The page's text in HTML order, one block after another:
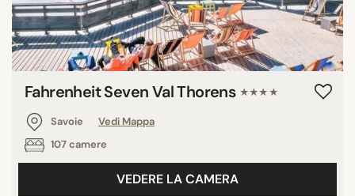
Fahrenheit Seven Val Thorens ★★★★
Savoie
Vedi Mappa
107 camere
VEDERE LA CAMERA